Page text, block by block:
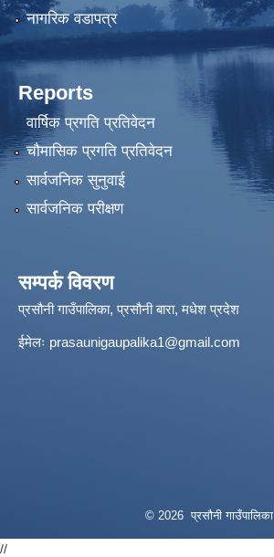
नागरिक वडापत्र
Reports
वार्षिक प्रगति प्रतिवेदन
चौमासिक प्रगति प्रतिवेदन
सार्वजनिक सुनुवाई
सार्वजनिक परीक्षण
सम्पर्क विवरण
प्रसौनी गाउँपालिका, प्रसौनी बारा, मधेश प्रदेश
ईमेलः prasaunigaupalika1@gmail.com
© 2026 प्रसौनी गाउँपालिका
//